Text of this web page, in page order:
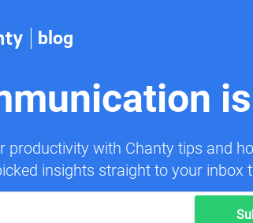
blog
productivity with Chanty tips and
insights straight to your inbox